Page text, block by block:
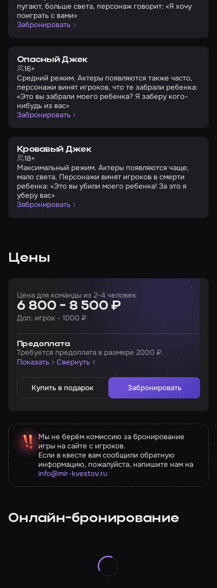
пугают, больше света, персонаж говорит: «Я хочу
поиграть с вами»
Забронировать
Опасный Джек
16+
Средний режим. Актеры появляются также часто,
персонажи винят игроков, что те забрали ребенка:
«Это вы забрали моего ребенка? Я заберу кого-
нибудь из вас»
Забронировать
Кровавый Джек
18+
Максимальный режим. Актеры появляются чаще,
мало света. Персонажи винят игроков в смерти
ребенка: «Это вы убили моего ребенка! За это я
уберу вас»
Забронировать
Цены
Цена для команды из 2-4 человек
6 800 - 8 500 ₽
Доп. игрок - 1000 ₽
Предоплата
Требуется предоплата в размере 2000 ₽.
Показать
Свернуть
Купить в подарок Забронировать
Мы не берём комиссию за бронирование
игры на сайте с игроков.
Если в квесте вам сообщили обратную
информацию, пожалуйста, напишите нам на
info@mir-kvestov.ru
Онлайн-бронирование